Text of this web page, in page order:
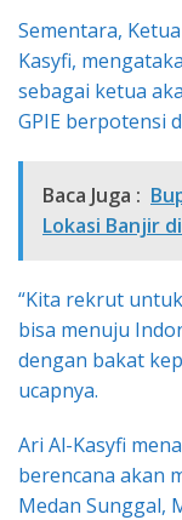
Sementara,
Kasyfi,
sebagai ketua
GPIE berpotensi
Baca Juga :
Lokasi Banjir
“Kita rekrut
bisa menuju
dengan bakat
ucapnya.
Ari Al-Kasyfi
berencana akan
Medan Sunggal,